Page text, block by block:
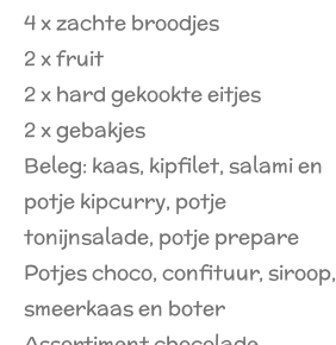
4 x zachte broodjes
2 x fruit
2 x hard gekookte eitjes
2 x gebakjes
Beleg: kaas, kipfilet, salami en
potje kipcurry, potje
tonijnsalade, potje prepare
Potjes choco, confituur, siroop,
smeerkaas en boter